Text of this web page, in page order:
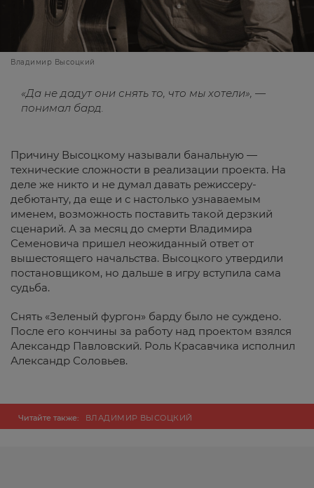
Владимир Высоцкий
«Да не дадут они снять то, что мы хотели», —
понимал бард.
Причину Высоцкому называли банальную —
технические сложности в реализации проекта. На
деле же никто и не думал давать режиссеру-
дебютанту, да еще и с настолько узнаваемым
именем, возможность поставить такой дерзкий
сценарий. А за месяц до смерти Владимира
Семеновича пришел неожиданный ответ от
вышестоящего начальства. Высоцкого утвердили
постановщиком, но дальше в игру вступила сама
судьба.
Снять «Зеленый фургон» барду было не суждено.
После его кончины за работу над проектом взялся
Александр Павловский. Роль Красавчика исполнил
Александр Соловьев.
Читайте также: ВЛАДИМИР ВЫСОЦКИЙ